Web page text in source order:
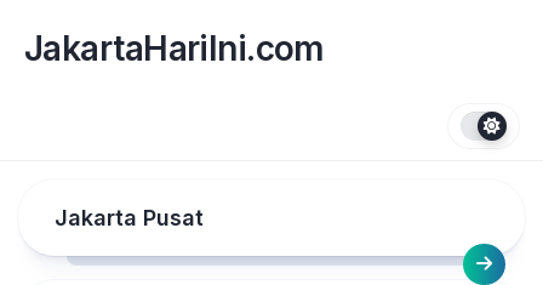
content
JakartaHariIni.com
Jakarta Pusat